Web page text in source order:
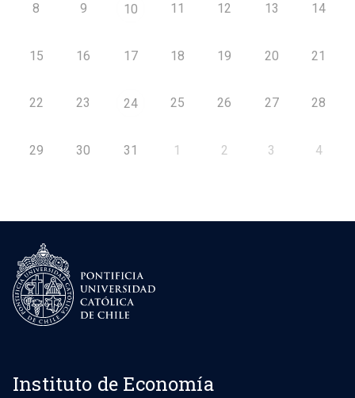
8 9 10 11 12 13 14
15 16 17 18 19 20 21
22 23 24 25 26 27 28
29 30 31 1 2 3 4
Instituto de Economía